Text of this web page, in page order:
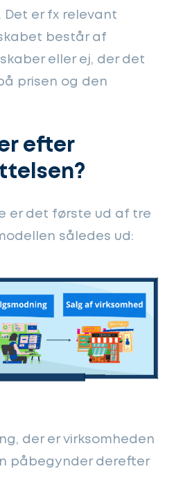
Det er fx relevant
består af
eller ej, der det
prisen og den
efter
er det første ud af tre
således ud:
der er virksomheden
påbegynder derefter